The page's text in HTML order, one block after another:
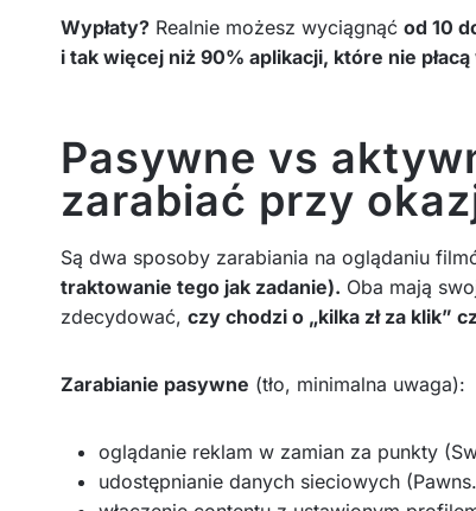
Wypłaty? Realnie możesz wyciągnąć od 10
i tak więcej niż 90% aplikacji, które nie
Pasywne vs
zarabiać przy
Są dwa sposoby zarabiania na oglądaniu
traktowanie tego jak zadanie). Oba mają
zdecydować, czy chodzi o „kilka zł za klik”
Zarabianie pasywne (tło, minimalna uwaga):
oglądanie reklam w zamian za punkty
udostępnianie danych sieciowych